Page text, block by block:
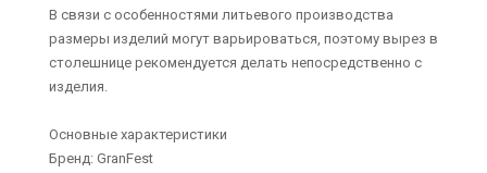
В связи с особенностями литьевого производства
размеры изделий могут варьироваться, поэтому вырез в
столешнице рекомендуется делать непосредственно с
изделия.
Основные характеристики
Бренд: GranFest